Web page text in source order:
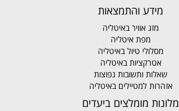
מידע והתמצאות
מזג אוויר באיטליה
מפת איטליה
מסלולי טיול באיטליה
אטרקציות באיטליה
שאלות ותשובות נפוצות
אזהרות למטיילים באיטליה
מלונות מומלצים ביעדים